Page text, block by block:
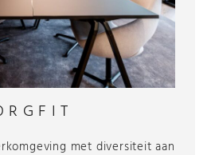
met diversiteit aan